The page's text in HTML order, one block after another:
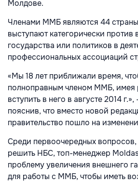
Молдове.
Членами ММБ являются 44
выступают категорически против
государства или политиков в
профессиональных ассоциаций
«Мы 18 лет приближали время,
полноправным членом ММБ, имея
вступить в него в августе 2014
пояснив, что вместо новой
правительство пошло на
Среди первоочередных
решить НБС, топ-менеджер
проблему увеличения внешнего
для работы с ММБ, чтобы иметь